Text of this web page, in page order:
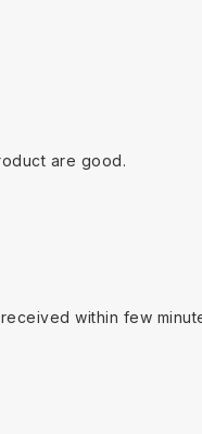
are good.
within few